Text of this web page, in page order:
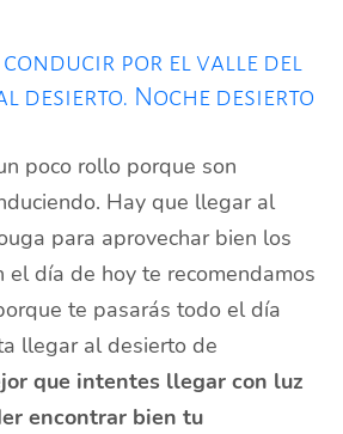
conducir por el valle del
desierto. Noche desierto
poco rollo porque son
Hay que llegar al
para aprovechar bien los
el día de hoy te recomendamos
te pasarás todo el día
llegar al desierto de
que intentes llegar con luz
encontrar bien tu